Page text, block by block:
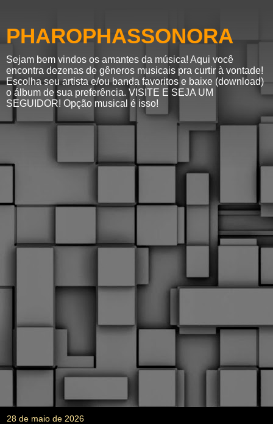
PHAROPHASSONORA
Sejam bem vindos os amantes da música! Aqui você
encontra dezenas de gêneros musicais pra curtir à vontade!
Escolha seu artista e/ou banda favoritos e baixe (download)
o álbum de sua preferência. VISITE E SEJA UM
SEGUIDOR! Opção musical é isso!
28 de maio de 2026